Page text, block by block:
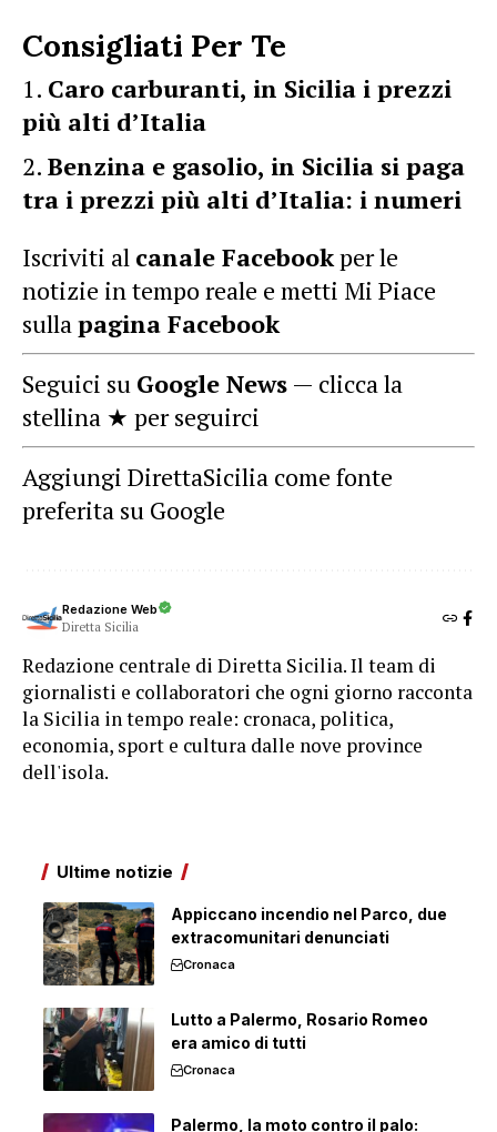
Consigliati Per Te
Caro carburanti, in Sicilia i prezzi
più alti d’Italia
Benzina e gasolio, in Sicilia si paga
tra i prezzi più alti d’Italia: i numeri
Iscriviti al canale Facebookper le
notizie in tempo reale e metti Mi Piace
sullapagina Facebook
Seguici su Google News — clicca la
stellina ★ per seguirci
Aggiungi DirettaSicilia come fonte
preferita su Google
Redazione Web
Diretta Sicilia
Redazione centrale di Diretta Sicilia. Il team di
giornalisti e collaboratori che ogni giorno racconta
la Sicilia in tempo reale: cronaca, politica,
economia, sport e cultura dalle nove province
dell'isola.
Ultime notizie
Appiccano incendio nel Parco, due
extracomunitari denunciati
Cronaca
Lutto a Palermo, Rosario Romeo
era amico di tutti
Cronaca
Palermo, la moto contro il palo: